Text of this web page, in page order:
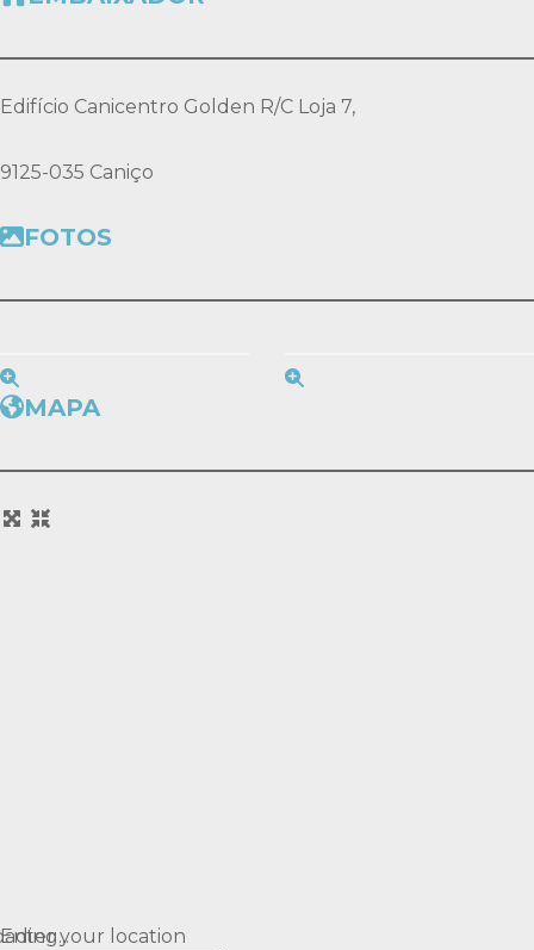
Edifício Canicentro Golden R/C Loja 7,
9125-035 Caniço
FOTOS
MAPA
Enter your location